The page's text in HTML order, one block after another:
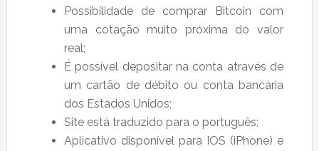
Possibilidade de comprar Bitcoin com
uma cotação muito próxima do valor
real;
É possível depositar na conta através de
um cartão de débito ou conta bancária
dos Estados Unidos;
Site está traduzido para o português;
Aplicativo disponível para IOS (iPhone) e